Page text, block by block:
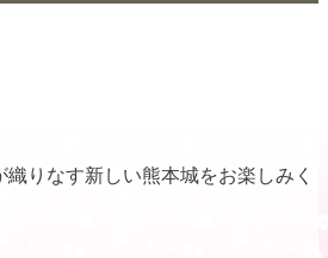
りなす新しい熊本城をお楽しみく